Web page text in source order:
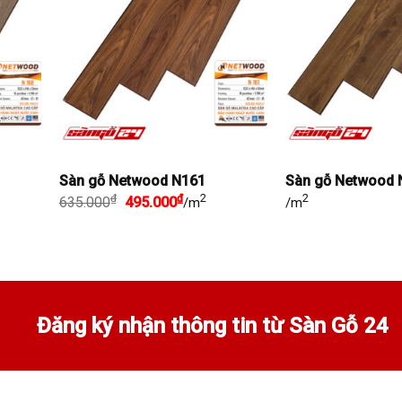
+
Sàn gỗ Netwood N161
635.000₫
Giá
gốc
495.000₫Giá
hiện
/m2
+
Sàn gỗ Netwood
/m2
Đăng ký nhận thông tin từ Sàn Gỗ 24